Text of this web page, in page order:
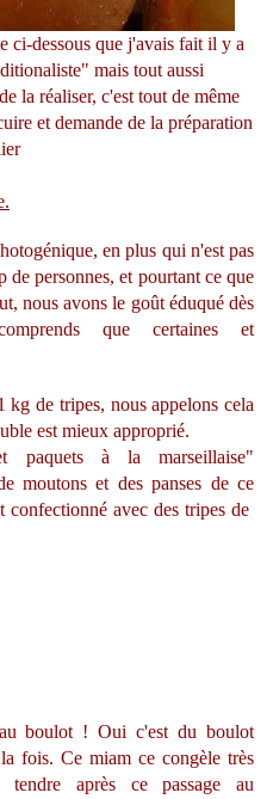
ci-dessous que j'avais fait il y a
mais tout aussi
la réaliser, c'est tout de même
et demande de la préparation
en plus qui n'est pas
de personnes, et pourtant ce que
nous avons le goût éduqué dès
que certaines et
kg de tripes, nous appelons cela
est mieux approprié.
paquets à la marseillaise"
moutons et des panses de ce
confectionné avec des tripes de
boulot ! Oui c'est du boulot
fois. Ce miam ce congèle très
après ce passage au